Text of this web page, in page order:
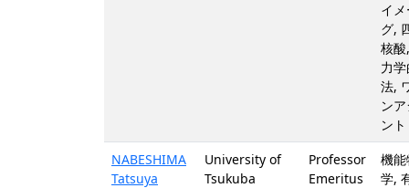
イ
グ,
核
力
法,
ン
ント
NABESHIMA
Tatsuya
University of
Tsukuba
Professor
Emeritus
機
学,